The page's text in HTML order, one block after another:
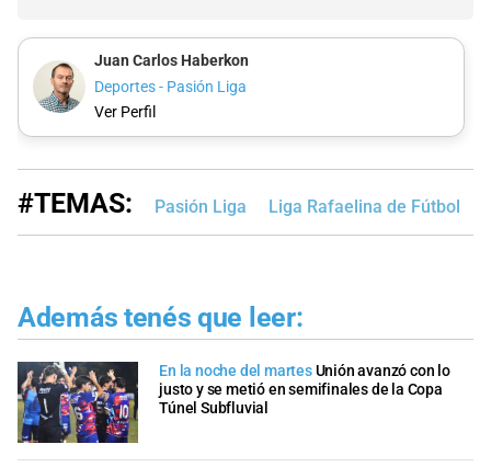
Juan Carlos Haberkon
Deportes - Pasión Liga
Ver Perfil
#TEMAS: Pasión Liga Liga Rafaelina de Fútbol
Además tenés que leer:
En la noche del martesUnión avanzó con lo
justo y se metió en semifinales de la Copa
Túnel Subfluvial